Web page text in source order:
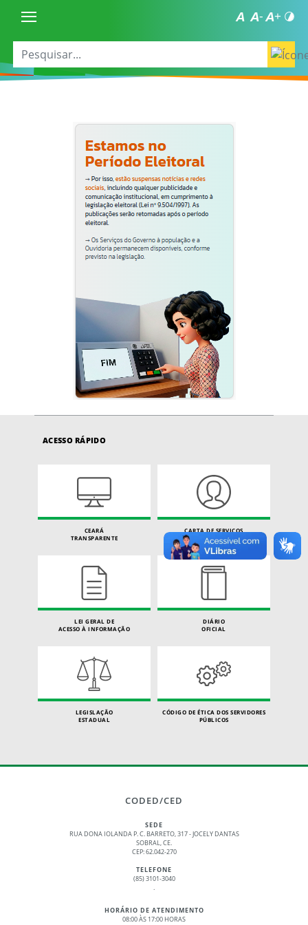
ACESSO RÁPIDO
CEARÁ
TRANSPARENTE
CARTA DE SERVIÇOS
DO CIDADÃO
LEI GERAL DE
ACESSO À INFORMAÇÃO
DIÁRIO
OFICIAL
LEGISLAÇÃO
ESTADUAL
CÓDIGO DE ÉTICA DOS SERVIDORES
PÚBLICOS
CODED/CED
SEDE
RUA DONA IOLANDA P. C. BARRETO, 317 - JOCELY DANTAS
SOBRAL, CE.
CEP: 62.042-270
TELEFONE
(85) 3101-3040
.
HORÁRIO DE ATENDIMENTO
08:00 ÀS 17:00 HORAS